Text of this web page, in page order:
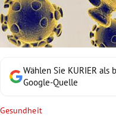
Untermenü
Untermenü
Wählen Sie KURIER als
Google-Quelle
Gesundheit